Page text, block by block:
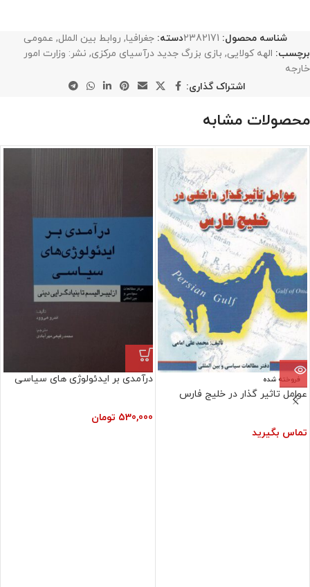
شناسه محصول: 2382171دسته: جغرافیا, روابط بین الملل, عمومی
برچسب: الهه کولایی, بازی بزرگ جدید درآسیای مرکزی, نشر: وزارت امور
خارجه
اشتراک گذاری:
محصولات مشابه
فروخته شده
عوامل تاثیر گذار در خلیج فارس
تماس بگیرید
درآمدی بر ایدئولوژی های سیاسی
530,000 تومان